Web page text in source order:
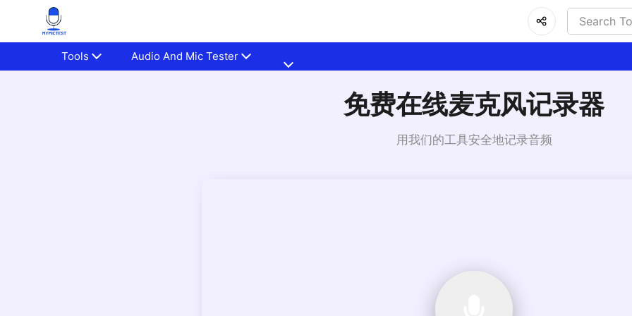
Tools Audio And Mic Tester
免费在线麦克风记录器
用我们的工具安全地记录音频